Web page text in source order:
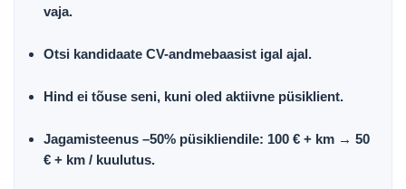
vaja.
Otsi kandidaate CV-andmebaasist igal ajal.
Hind ei tõuse seni, kuni oled aktiivne püsiklient.
Jagamisteenus –50% püsikliendile: 100 € + km → 50
€ + km / kuulutus.